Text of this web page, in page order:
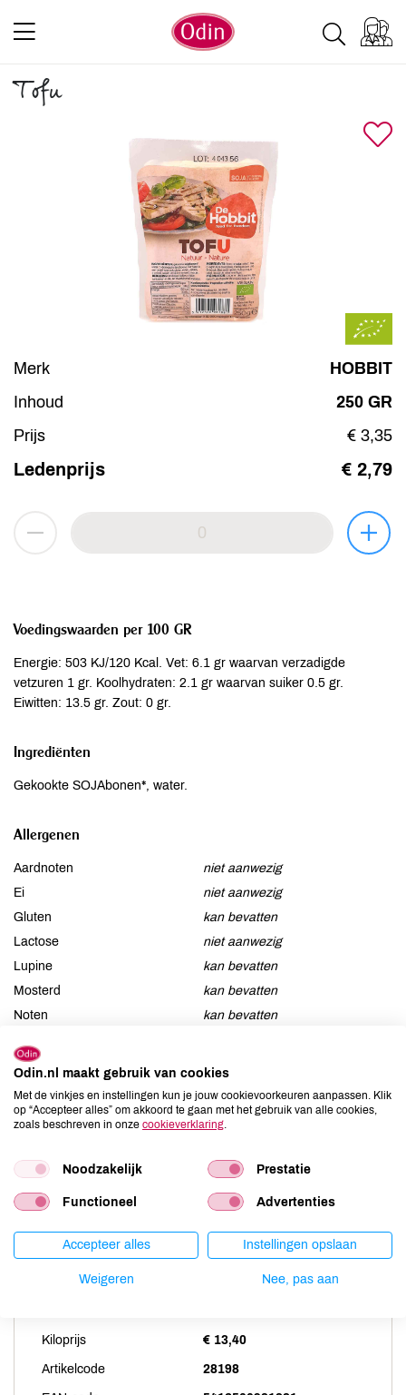
Tofu
Merk
HOBBIT
Inhoud
250 GR
Prijs
€ 3,35
Ledenprijs € 2,79
Voedingswaarden per 100 GR
Energie: 503 KJ/120 Kcal. Vet: 6.1 gr waarvan verzadigde
vetzuren 1 gr. Koolhydraten: 2.1 gr waarvan suiker 0.5 gr.
Eiwitten: 13.5 gr. Zout: 0 gr.
Ingrediënten
Gekookte SOJAbonen*, water.
Allergenen
Aardnoten
niet aanwezig
Ei
niet aanwezig
Gluten
kan bevatten
Lactose
niet aanwezig
Lupine
kan bevatten
Mosterd
kan bevatten
Noten
kan bevatten
Selderij
Soja
aanwezig
niet aanwezig
Weekdieren
niet aanwezig
Zwaveldioxide / sulfieten
niet aanwezig
Productspecificaties
Kiloprijs € 13,40
Artikelcode 28198
Odin.nl maakt gebruik van cookies
Met de vinkjes en instellingen kun je jouw cookievoorkeuren aanpassen. Klik
op “Accepteer alles” om akkoord te gaan met het gebruik van alle cookies,
zoals beschreven in onze cookieverklaring.
Noodzakelijk Prestatie
Functioneel Advertenties
Accepteer alles Instellingen opslaan
Weigeren Nee, pas aan